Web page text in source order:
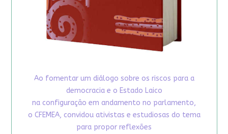
Ao fomentar um diálogo sobre os riscos para a
democracia e o Estado Laico
na configuração em andamento no parlamento,
o CFEMEA, convidou ativistas e estudiosas do tema
para propor reflexões